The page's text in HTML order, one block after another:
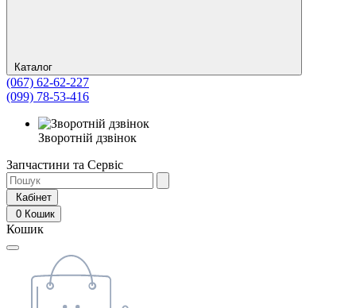
Каталог
(067) 62-62-227
(099) 78-53-416
Зворотній дзвінок
Запчастини та Сервіс
Кабінет
0 Кошик
Кошик